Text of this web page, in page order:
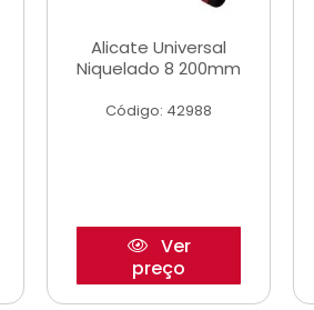
Alicate Universal
Niquelado 8 200mm
Código: 42988
Ver
preço